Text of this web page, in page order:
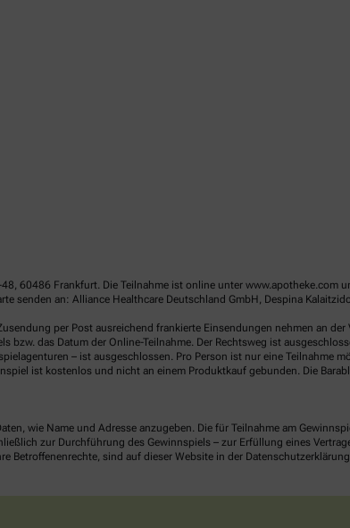
60486 Frankfurt. Die Teilnahme ist online unter www.apotheke.com
senden an: Alliance Healthcare Deutschland GmbH, Despina
per Post ausreichend frankierte Einsendungen nehmen an
bzw. das Datum der Online-Teilnahme. Der Rechtsweg ist
– ist ausgeschlossen. Pro Person ist nur eine Teilnahme
ist kostenlos und nicht an einem Produktkauf gebunden. Die
wie Name und Adresse anzugeben. Die für Teilnahme am
zur Durchführung des Gewinnspiels – zur Erfüllung eines
Betroffenenrechte, sind auf dieser Website in der